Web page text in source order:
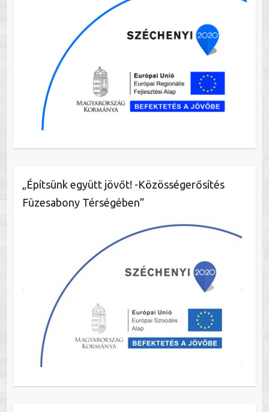
„Építsünk együtt jövőt! -Közösségerősítés
Füzesabony Térségében”